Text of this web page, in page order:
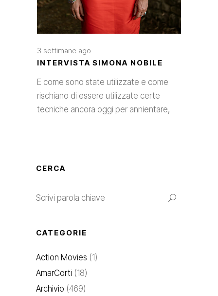
3 settimane ago
INTERVISTA SIMONA NOBILE
E come sono state utilizzate e come
rischiano di essere utilizzate certe
tecniche ancora oggi per annientare,
CERCA
CATEGORIE
Action Movies (1)
AmarCorti (18)
Archivio (469)